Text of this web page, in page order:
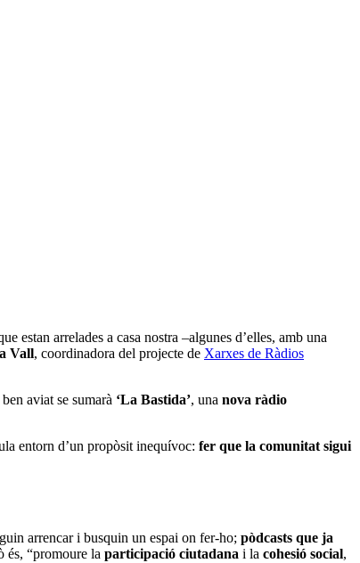
estan arrelades a casa nostra –algunes d’elles, amb una
Vall, coordinadora del projecte de Xarxes de Ràdios
aviat se sumarà ‘La Bastida’, una nova ràdio
entorn d’un propòsit inequívoc: fer que la comunitat sigui
arrencar i busquin un espai on fer-ho; pòdcasts que ja
és, “promoure la participació ciutadana i la cohesió social,